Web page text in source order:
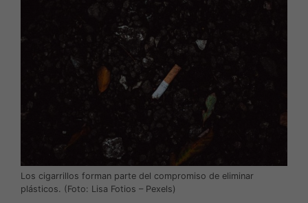
Los cigarrillos forman parte del compromiso de eliminar
plásticos. (Foto: Lisa Fotios – Pexels)